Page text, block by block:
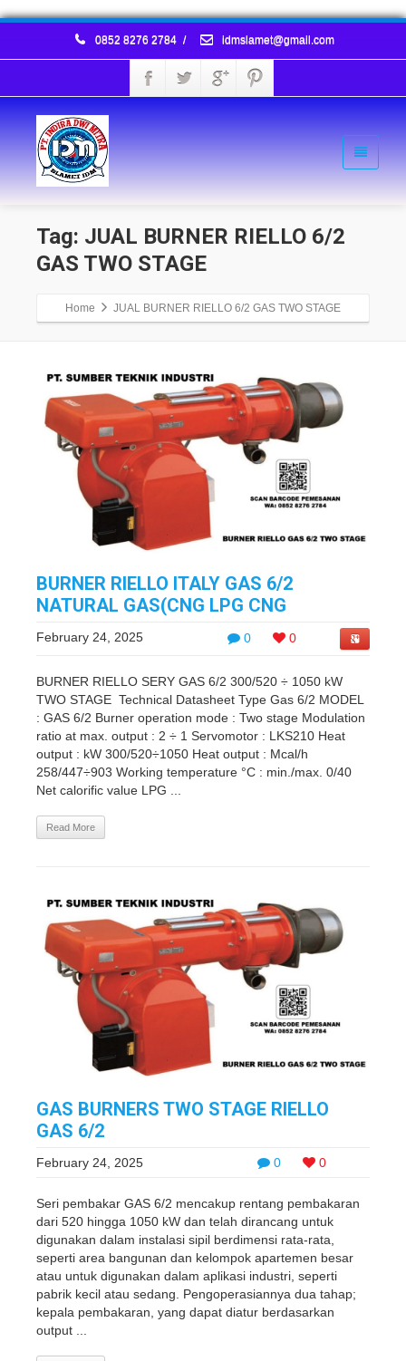
0852 8276 2784 / idmslamet@gmail.com
Tag: JUAL BURNER RIELLO 6/2
GAS TWO STAGE
Home JUAL BURNER RIELLO 6/2 GAS TWO STAGE
BURNER RIELLO ITALY GAS 6/2
NATURAL GAS(CNG LPG CNG
0 0
February 24, 2025
BURNER RIELLO SERY GAS 6/2 300/520 ÷ 1050 kW
TWO STAGE Technical Datasheet Type Gas 6/2 MODEL
: GAS 6/2 Burner operation mode : Two stage Modulation
ratio at max. output : 2 ÷ 1 Servomotor : LKS210 Heat
output : kW 300/520÷1050 Heat output : Mcal/h
258/447÷903 Working temperature °C : min./max. 0/40
Net calorific value LPG ...
Read More
GAS BURNERS TWO STAGE RIELLO
GAS 6/2
0 0
February 24, 2025
Seri pembakar GAS 6/2 mencakup rentang pembakaran
dari 520 hingga 1050 kW dan telah dirancang untuk
digunakan dalam instalasi sipil berdimensi rata-rata,
seperti area bangunan dan kelompok apartemen besar
atau untuk digunakan dalam aplikasi industri, seperti
pabrik kecil atau sedang. Pengoperasiannya dua tahap;
kepala pembakaran, yang dapat diatur berdasarkan
output ...